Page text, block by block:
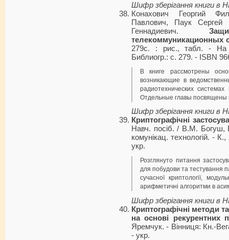
Шифр зберігання книги в
Конахович Георгий
Павлович, Паук Сергей
Геннадиевич.
телекоммуникационных
279с. : рис., табл. - На
Библиогр.: с. 279. - ISBN
В книге рассмотрены
возникающие в
радиотехнических
Отдельные главы
Шифр зберігання книги в
Криптографічні
Навч. посіб. / В.М.
комунікац. технологій. -
укp.
Розглянуто питання
для побудови та тестування
сучасної криптології,
арифметичні алгоритми в
Шифр зберігання книги в
Криптографічні методи
на основі рекурентних
Яремчук. - Вінниця: Кн.-
- укp.